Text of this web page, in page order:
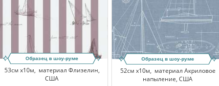
Образец в шоу-руме
53см x10м, материал Флизелин,
США
Образец в шоу-руме
52см x10м, материал Акриловое
напыление, США